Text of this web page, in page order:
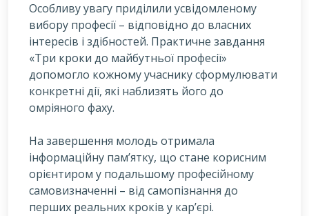
Особливу увагу приділили усвідомленому
вибору професії – відповідно до власних
інтересів і здібностей. Практичне завдання
«Три кроки до майбутньої професії»
допомогло кожному учаснику сформулювати
конкретні дії, які наблизять його до
омріяного фаху.
На завершення молодь отримала
інформаційну пам’ятку, що стане корисним
орієнтиром у подальшому професійному
самовизначенні – від самопізнання до
перших реальних кроків у кар’єрі.